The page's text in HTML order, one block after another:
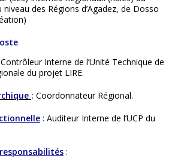
niveau des Régions d’Agadez, de Dosso
Contrôleur Interne de l’Unité Technique de
du projet LIRE.
: Coordonnateur Régional.
: Auditeur Interne de l’UCP du
: